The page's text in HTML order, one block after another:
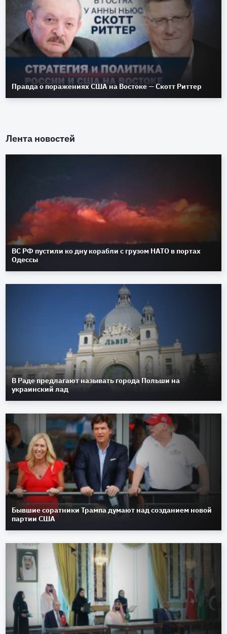
Правда о поражениях США на Востоке — Скотт Риттер
Лента новостей
ВС РФ пустили ко дну корабли с грузом НАТО в портах
Одессы
В Раде предлагают называть города Польши на
украинский лад
Бывшие соратники Трампа думают над созданием новой
партии США